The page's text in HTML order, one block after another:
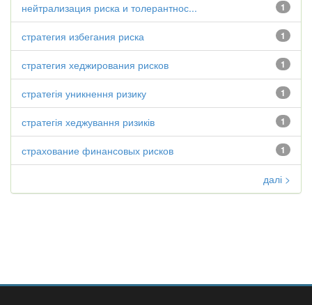
1
нейтрализация риска и толерантнос...
1
стратегия избегания риска
1
стратегия хеджирования рисков
1
стратегія уникнення ризику
1
стратегія хеджування ризиків
1
страхование финансовых рисков
далі >